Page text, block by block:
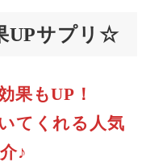
UPサプリ☆
果もUP！
てくれる人気
♪